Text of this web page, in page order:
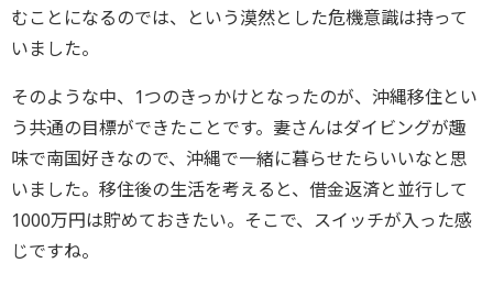
むことになるのでは、という漠然とした危機意識は持って
いました。
そのような中、1つのきっかけとなったのが、沖縄移住とい
う共通の目標ができたことです。妻さんはダイビングが趣
味で南国好きなので、沖縄で一緒に暮らせたらいいなと思
いました。移住後の生活を考えると、借金返済と並行して
1000万円は貯めておきたい。そこで、スイッチが入った感
じですね。